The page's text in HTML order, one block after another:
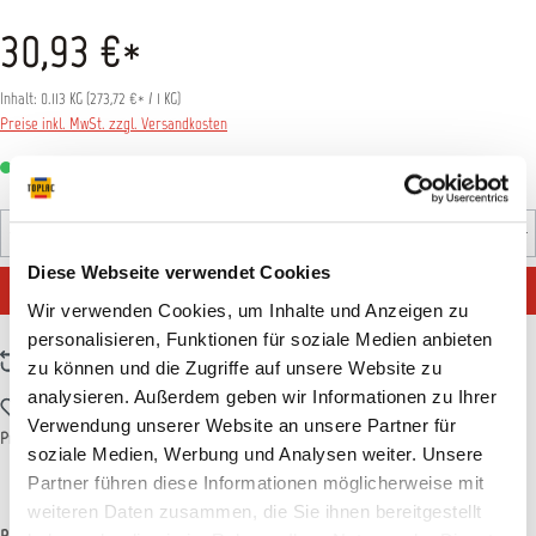
Diese Webseite verwendet Cookies
Wir verwenden Cookies, um Inhalte und Anzeigen zu
personalisieren, Funktionen für soziale Medien anbieten
zu können und die Zugriffe auf unsere Website zu
analysieren. Außerdem geben wir Informationen zu Ihrer
Verwendung unserer Website an unsere Partner für
soziale Medien, Werbung und Analysen weiter. Unsere
Partner führen diese Informationen möglicherweise mit
weiteren Daten zusammen, die Sie ihnen bereitgestellt
30,93 €*
Inhalt: 0.113 KG (273,72 €* / 1 KG)
Preise inkl. MwSt. zzgl. Versandkosten
Produkt Anzahl: Gib den gewünschten Wert ein oder
Zum Vergleich hinzufügen
Zum Merkzettel hinzufügen
Produktnummer:T011912